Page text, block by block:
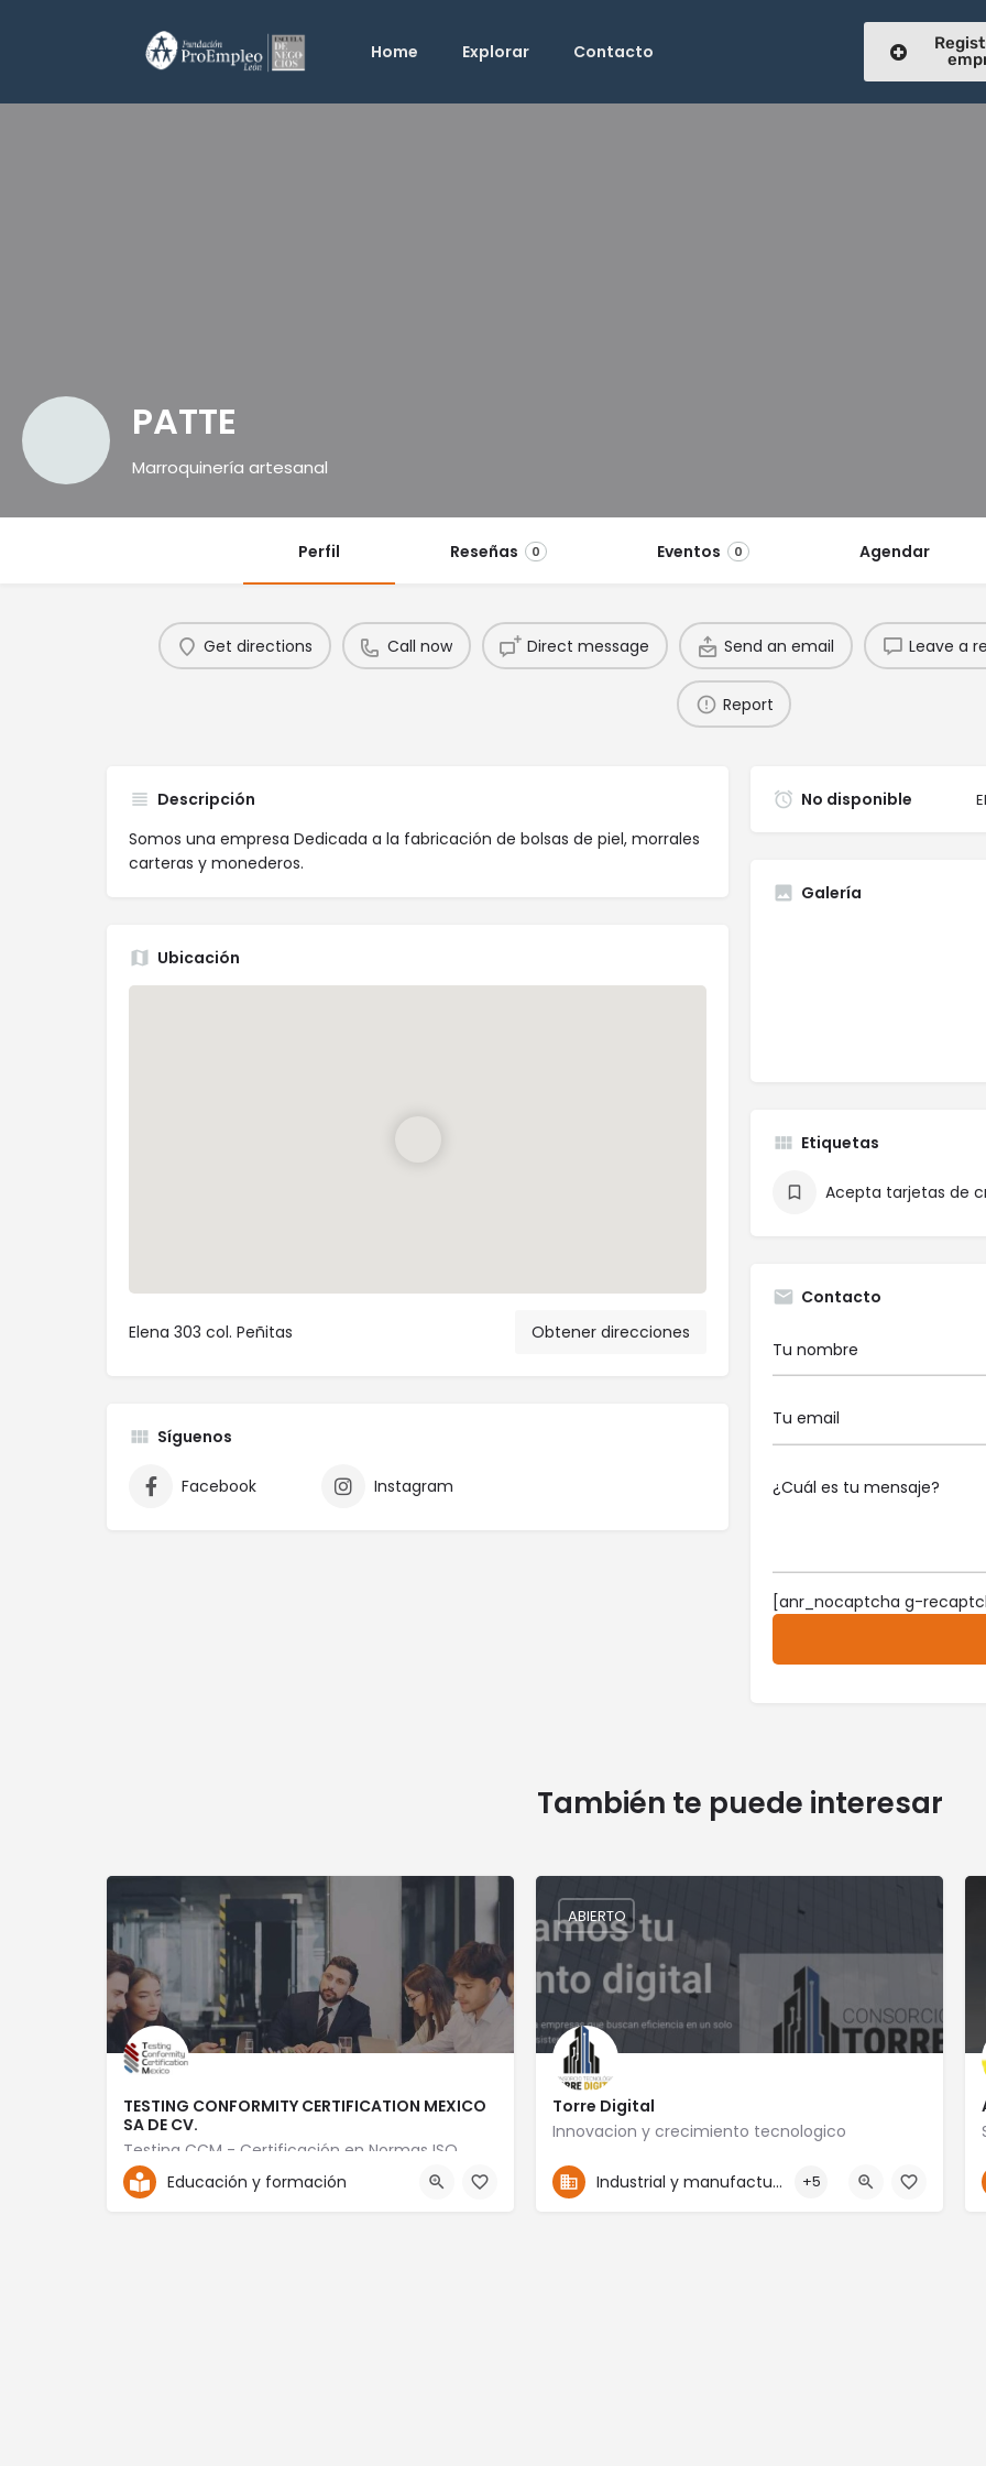
Home Explorar Contacto
PATTE
Marroquinería artesanal
Perfil Reseñas 0 Eventos 0 Agendar
Get directions Call now Direct message Send an email Leave a
Report
Descripción
Somos una empresa Dedicada a la fabricación de bolsas de piel, morrales
carteras y monederos.
No disponible
Galería
Ubicación
Elena 303 col. Peñitas Obtener direcciones
Etiquetas
Acepta tarjetas de
Contacto
[anr_nocaptcha g-
Síguenos
Facebook Instagram
También te puede interesar
TESTING CONFORMITY CERTIFICATION MEXICO
SA DE CV.
Testing CCM - Certificación en Normas ISO
+52 56 1869 8195
Educación y formación
Torre Digital
Innovacion y crecimiento tecnologico
4774117910
ABIERTO
Industrial y manufactura +5